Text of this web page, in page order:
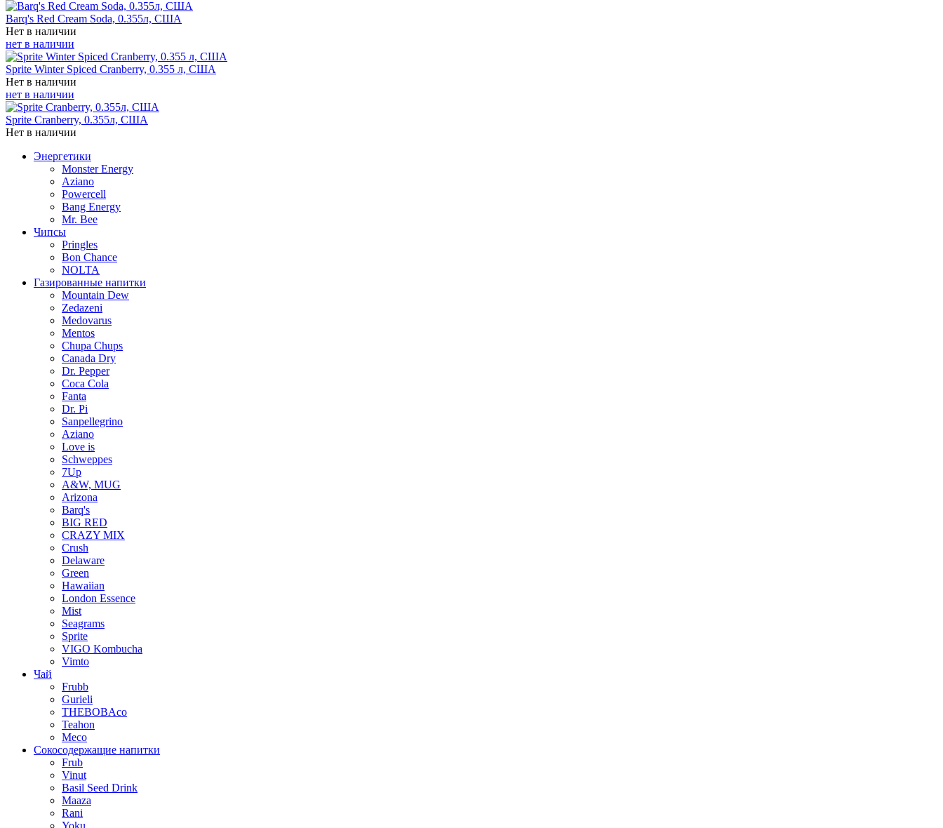
Barq's Red Cream Soda, 0.355л, США
Нет в наличии
нет в наличии
Sprite Winter Spiced Cranberry, 0.355 л, США
Нет в наличии
нет в наличии
Sprite Cranberry, 0.355л, США
Нет в наличии
Энергетики
Monster Energy
Aziano
Powercell
Bang Energy
Mr. Bee
Чипсы
Pringles
Bon Chance
NOLTA
Газированные напитки
Mountain Dew
Zedazeni
Medovarus
Mentos
Chupa Chups
Canada Dry
Dr. Pepper
Coca Cola
Fanta
Dr. Pi
Sanpellegrino
Aziano
Love is
Schweppes
7Up
A&W, MUG
Arizona
Barq's
BIG RED
CRAZY MIX
Crush
Delaware
Green
Hawaiian
London Essence
Mist
Seagrams
Sprite
VIGO Kombucha
Vimto
Чай
Frubb
Gurieli
THEBOBAco
Teahon
Meco
Сокосодержащие напитки
Frub
Vinut
Basil Seed Drink
Maaza
Rani
Yoku